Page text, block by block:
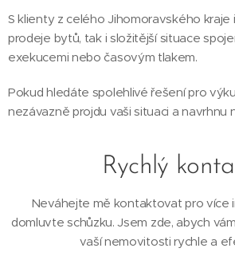
S klienty z celého Jihomoravského kraje
prodeje bytů, tak i složitější situace
exekucemi nebo časovým tlakem.
Pokud hledáte spolehlivé řešení pro
nezávazně projdu vaši situaci a navrhnu
Rychlý
Neváhejte mě kontaktovat pro více
domluvte schůzku. Jsem zde, abych
vaší nemovitosti rychle a